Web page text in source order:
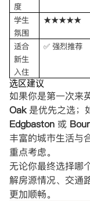
度
学生
氛围
★★★★★
适合
新生
入住
✅ 强烈推荐
选区建议
如果你是第一次来
Oak是优先之选；
Edgbaston 或
丰富的城市生活与
重点考虑。
无论你最终选择哪
解房源情况、交通
更加顺畅。